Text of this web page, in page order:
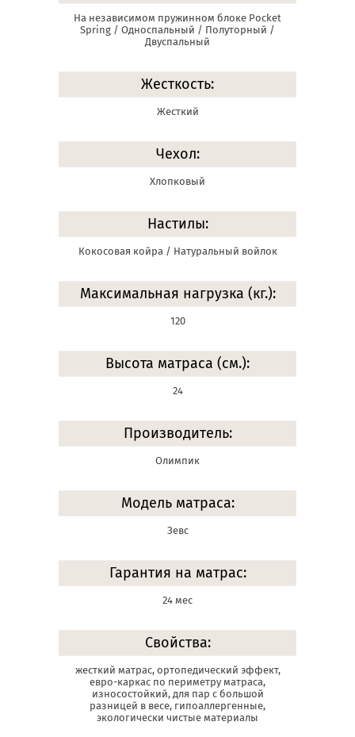
На независимом пружинном блоке Pocket
Spring / Односпальный / Полуторный /
Двуспальный
Жесткость:
Жесткий
Чехол:
Хлопковый
Настилы:
Кокосовая койра / Натуральный войлок
Максимальная нагрузка (кг.):
120
Высота матраса (см.):
24
Производитель:
Олимпик
Модель матраса:
Зевс
Гарантия на матрас:
24 мес
Свойства:
жесткий матрас, ортопедический эффект,
евро-каркас по периметру матраса,
износостойкий, для пар с большой
разницей в весе, гипоаллергенные,
экологически чистые материалы